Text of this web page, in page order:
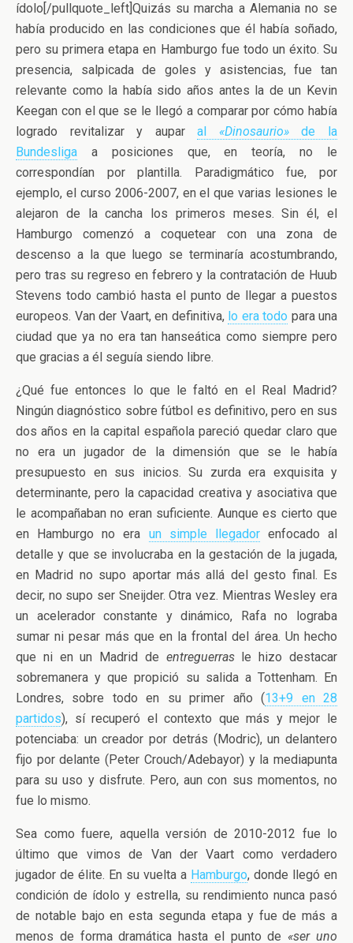
ídolo[/pullquote_left]Quizás su marcha a Alemania no se
había producido en las condiciones que él había soñado,
pero su primera etapa en Hamburgo fue todo un éxito. Su
presencia, salpicada de goles y asistencias, fue tan
relevante como la había sido años antes la de un Kevin
Keegan con el que se le llegó a comparar por cómo había
logrado revitalizar y auparal «Dinosaurio»de la
Bundesliga a posiciones que, en teoría, no le
correspondían por plantilla. Paradigmático fue, por
ejemplo, el curso 2006-2007, en el que varias lesiones le
alejaron de la cancha los primeros meses. Sin él, el
Hamburgo comenzó a coquetear con una zona de
descenso a la que luego se terminaría acostumbrando,
pero tras su regreso en febrero y la contratación de Huub
Stevens todo cambió hasta el punto de llegar a puestos
europeos. Van der Vaart, en definitiva, lo era todo para una
ciudad que ya no era tan hanseática como siempre pero
que gracias a él seguía siendo libre.
¿Qué fue entonces lo que le faltó en el Real Madrid?
Ningún diagnóstico sobre fútbol es definitivo, pero en sus
dos años en la capital española pareció quedar claro que
no era un jugador de la dimensión que se le había
presupuesto en sus inicios. Su zurda era exquisita y
determinante, pero la capacidad creativa y asociativa que
le acompañaban no eran suficiente. Aunque es cierto que
en Hamburgo no era un simple llegadorenfocado al
detalle y que se involucraba en la gestación de la jugada,
en Madrid no supo aportar más allá del gesto final. Es
decir, no supo ser Sneijder. Otra vez. Mientras Wesley era
un acelerador constante y dinámico, Rafa no lograba
sumar ni pesar más que en la frontal del área. Un hecho
que ni en un Madrid de entreguerrasle hizo destacar
sobremanera y que propició su salida a Tottenham. En
Londres, sobre todo en su primer año (13+9 en 28
partidos), sí recuperó el contexto que más y mejor le
potenciaba: un creador por detrás (Modric), un delantero
fijo por delante (Peter Crouch/Adebayor) y la mediapunta
para su uso y disfrute. Pero, aun con sus momentos, no
fue lo mismo.
Sea como fuere, aquella versión de 2010-2012 fue lo
último que vimos de Van der Vaart como verdadero
jugador de élite. En su vuelta a Hamburgo, donde llegó en
condición de ídolo y estrella, su rendimiento nunca pasó
de notable bajo en esta segunda etapa y fue de más a
menos de forma dramática hasta el punto de «ser uno